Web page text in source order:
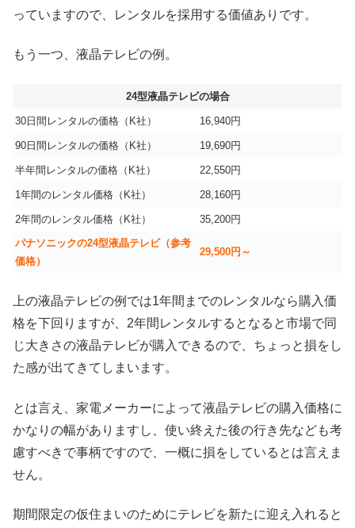
っていますので、レンタルを採用する価値ありです。
もう一つ、液晶テレビの例。
24型液晶テレビの場合
30日間レンタルの価格（K社） 16,940円
90日間レンタルの価格（K社） 19,690円
半年間レンタルの価格（K社） 22,550円
1年間のレンタル価格（K社） 28,160円
2年間のレンタル価格（K社）
35,200円
パナソニックの24型液晶テレビ（参考
価格）
29,500円～
上の液晶テレビの例では1年間までのレンタルなら購入価
格を下回りますが、2年間レンタルするとなると市場で同
じ大きさの液晶テレビが購入できるので、ちょっと損をし
た感が出てきてしまいます。
とは言え、家電メーカーによって液晶テレビの購入価格に
かなりの幅がありますし、使い終えた後の行き先なども考
慮すべきで事柄ですので、一概に損をしているとは言えま
せん。
期間限定の仮住まいのためにテレビを新たに迎え入れると